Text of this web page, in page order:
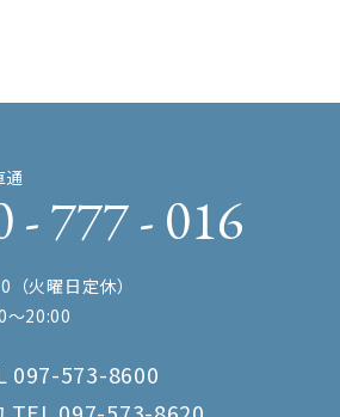
通
- 777 - 016
火曜日定休）
〜20:00
097-573-8600